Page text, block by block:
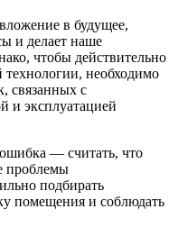
в будущее,
и делает наше
чтобы действительно
технологии, необходимо
связанных с
и эксплуатацией
— считать, что
проблемы
подбирать
помещения и соблюдать